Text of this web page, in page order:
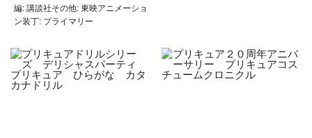
編: 講談社その他: 東映アニメーショ
ン装丁: プライマリー